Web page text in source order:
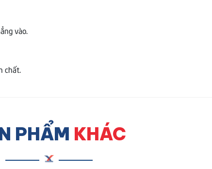
vào.
chất.
PHẨM KHÁC